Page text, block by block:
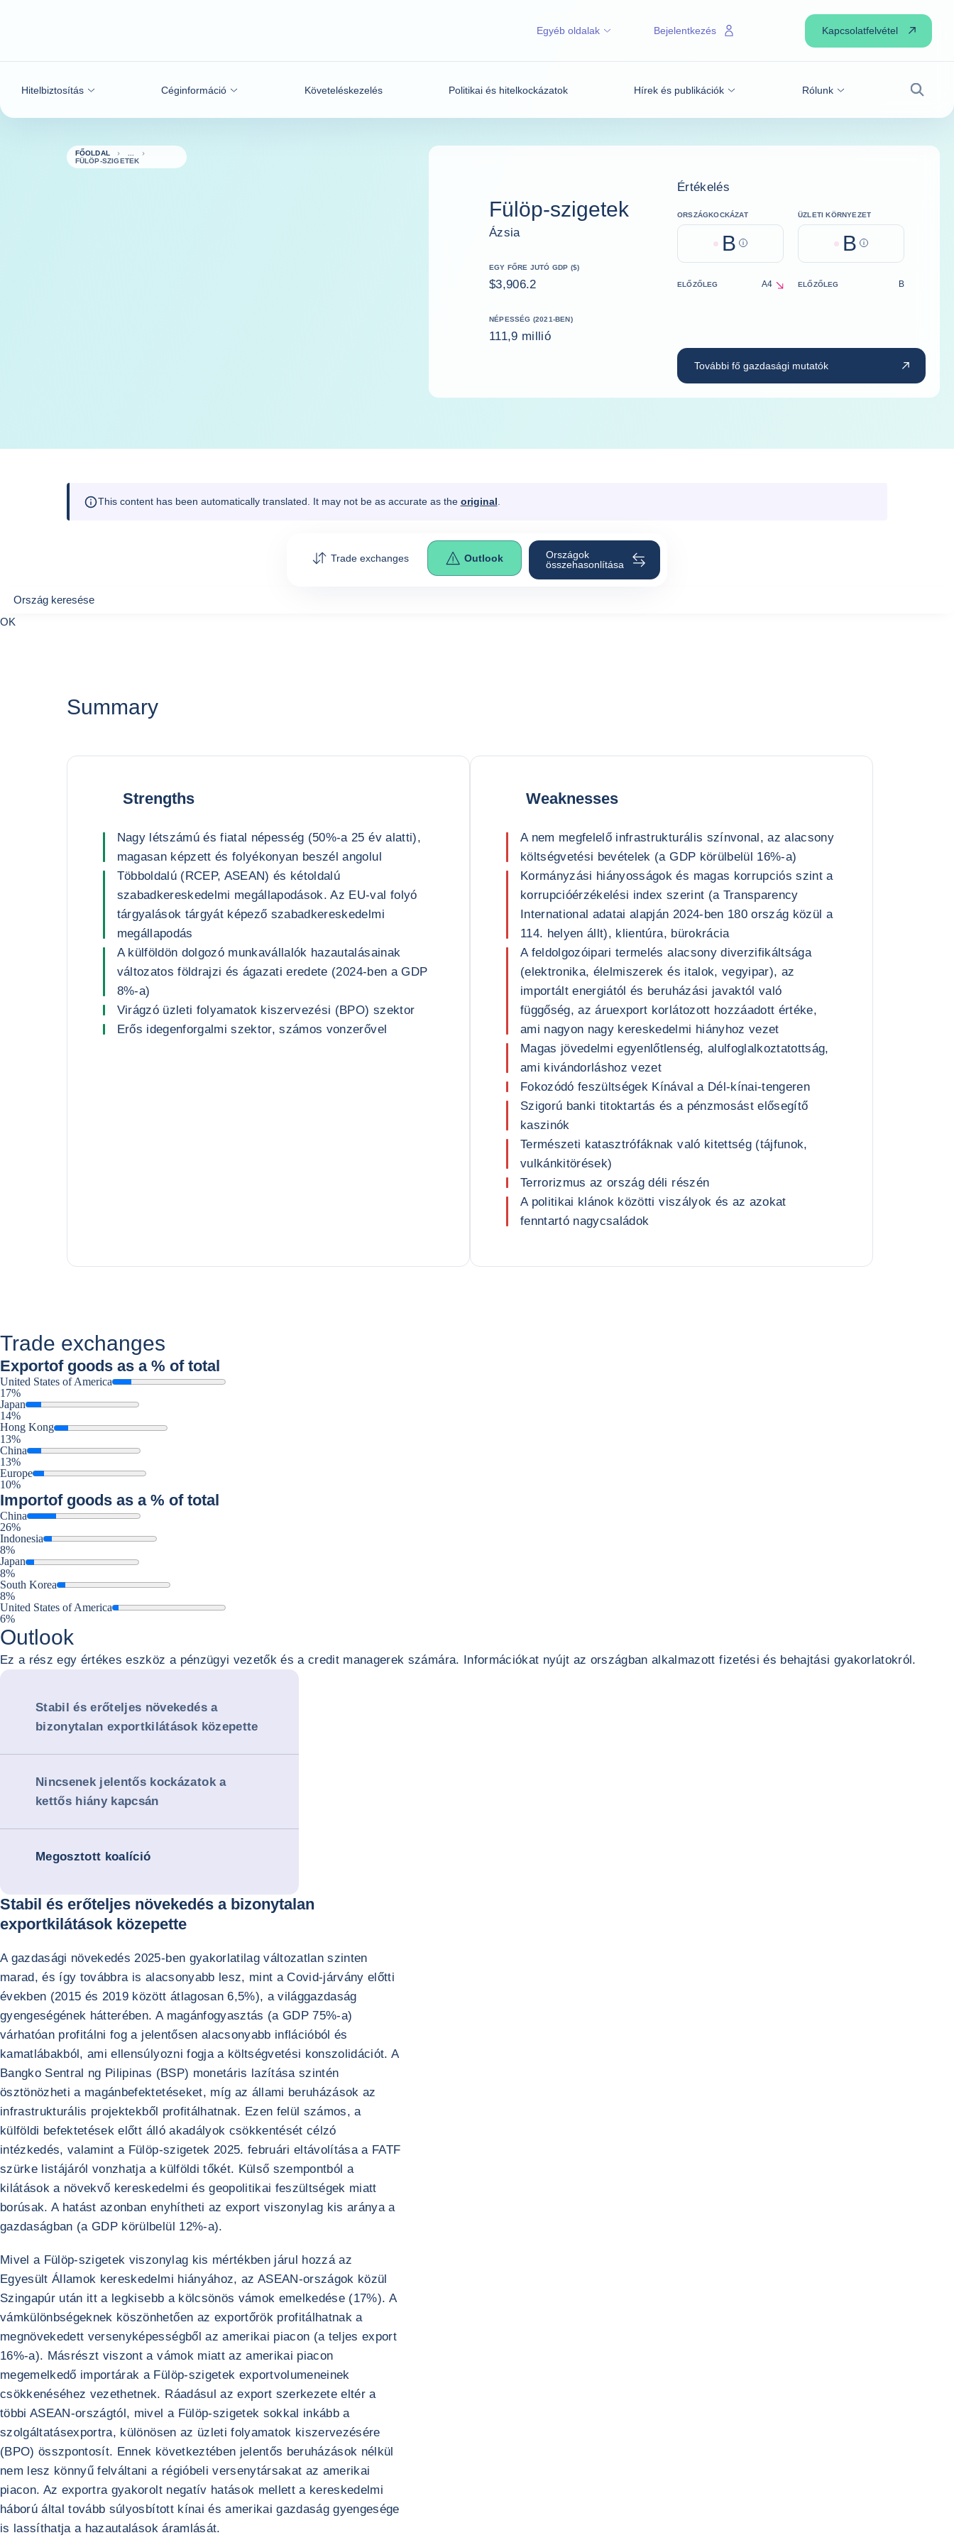
Hitelbiztosítás Céginformáció Követeléskezelés Politikai és hitelkockázatok Hírek és publikációk Rólunk
Egyéb oldalak Bejelentkezés Kapcsolatfelvétel
FŐOLDAL
FÜLÖP-SZIGETEK
Fülöp-szigetek
Ázsia
EGY FŐRE JUTÓ GDP ($)
$3,906.2
NÉPESSÉG (2021-BEN)
111,9 millió
Értékelés
ORSZÁGKOCKÁZAT
B Help
ÜZLETI KÖRNYEZET
B Help
ELŐZŐLEG A4
decrease ELŐZŐLEG B
További fő gazdasági mutatók
This content has been automatically translated. It may not be as accurate as the original
Trade exchanges Outlook
Országok
összehasonlítása
Ország keresése
0suggestions
Ország keresése
OK
Summary
Strengths
Nagy létszámú és fiatal népesség (50%-a 25 év alatti),
magasan képzett és folyékonyan beszél angolul
Többoldalú (RCEP, ASEAN) és kétoldalú
szabadkereskedelmi megállapodások. Az EU-val folyó
tárgyalások tárgyát képező szabadkereskedelmi
megállapodás
A külföldön dolgozó munkavállalók hazautalásainak
változatos földrajzi és ágazati eredete (2024-ben a GDP
8%-a)
Virágzó üzleti folyamatok kiszervezési (BPO) szektor
Erős idegenforgalmi szektor, számos vonzerővel
Weaknesses
A nem megfelelő infrastrukturális színvonal, az alacsony
költségvetési bevételek (a GDP körülbelül 16%-a)
Kormányzási hiányosságok és magas korrupciós szint a
korrupcióérzékelési index szerint (a Transparency
International adatai alapján 2024-ben 180 ország közül a
114. helyen állt), klientúra, bürokrácia
A feldolgozóipari termelés alacsony diverzifikáltsága
(elektronika, élelmiszerek és italok, vegyipar), az
importált energiától és beruházási javaktól való
függőség, az áruexport korlátozott hozzáadott értéke,
ami nagyon nagy kereskedelmi hiányhoz vezet
Magas jövedelmi egyenlőtlenség, alulfoglalkoztatottság,
ami kivándorláshoz vezet
Fokozódó feszültségek Kínával a Dél-kínai-tengeren
Szigorú banki titoktartás és a pénzmosást elősegítő
kaszinók
Természeti katasztrófáknak való kitettség (tájfunok,
vulkánkitörések)
Terrorizmus az ország déli részén
A politikai klánok közötti viszályok és az azokat
fenntartó nagycsaládok
Trade exchanges
Exportof goods as a % of total
United States of America
17%
Japan
14%
Hong Kong
13%
China
13%
Europe
10%
Importof goods as a % of total
China
26%
Indonesia
8%
Japan
8%
South Korea
8%
United States of America
6%
Outlook
Ez a rész egy értékes eszköz a pénzügyi vezetők és a credit managerek számára. Információkat nyújt az országban alkalmazott fizetési és behajtási gyakorlatokról.
Stabil és erőteljes növekedés a
bizonytalan exportkilátások közepette
Nincsenek jelentős kockázatok a
kettős hiány kapcsán
Megosztott koalíció
Stabil és erőteljes növekedés a bizonytalan
exportkilátások közepette
A gazdasági növekedés 2025-ben gyakorlatilag változatlan szinten
marad, és így továbbra is alacsonyabb lesz, mint a Covid-járvány előtti
években (2015 és 2019 között átlagosan 6,5%), a világgazdaság
gyengeségének hátterében. A magánfogyasztás (a GDP 75%-a)
várhatóan profitálni fog a jelentősen alacsonyabb inflációból és
kamatlábakból, ami ellensúlyozni fogja a költségvetési konszolidációt. A
Bangko Sentral ng Pilipinas (BSP) monetáris lazítása szintén
ösztönözheti a magánbefektetéseket, míg az állami beruházások az
infrastrukturális projektekből profitálhatnak. Ezen felül számos, a
külföldi befektetések előtt álló akadályok csökkentését célzó
intézkedés, valamint a Fülöp-szigetek 2025. februári eltávolítása a FATF
szürke listájáról vonzhatja a külföldi tőkét. Külső szempontból a
kilátások a növekvő kereskedelmi és geopolitikai feszültségek miatt
borúsak. A hatást azonban enyhítheti az export viszonylag kis aránya a
gazdaságban (a GDP körülbelül 12%-a).
Mivel a Fülöp-szigetek viszonylag kis mértékben járul hozzá az
Egyesült Államok kereskedelmi hiányához, az ASEAN-országok közül
Szingapúr után itt a legkisebb a kölcsönös vámok emelkedése (17%). A
vámkülönbségeknek köszönhetően az exportőrök profitálhatnak a
megnövekedett versenyképességből az amerikai piacon (a teljes export
16%-a). Másrészt viszont a vámok miatt az amerikai piacon
megemelkedő importárak a Fülöp-szigetek exportvolumeneinek
csökkenéséhez vezethetnek. Ráadásul az export szerkezete eltér a
többi ASEAN-országtól, mivel a Fülöp-szigetek sokkal inkább a
szolgáltatásexportra, különösen az üzleti folyamatok kiszervezésére
(BPO) összpontosít. Ennek következtében jelentős beruházások nélkül
nem lesz könnyű felváltani a régióbeli versenytársakat az amerikai
piacon. Az exportra gyakorolt negatív hatások mellett a kereskedelmi
háború által tovább súlyosbított kínai és amerikai gazdaság gyengesége
is lassíthatja a hazautalások áramlását.